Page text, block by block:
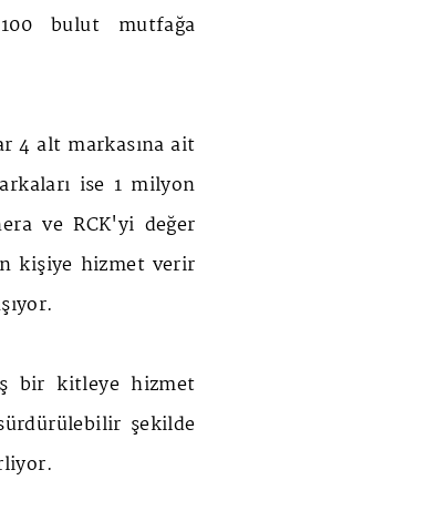
bulut mutfağa
4 alt markasına ait
ise 1 milyon
ve RCK'yi değer
kişiye hizmet verir
bir kitleye hizmet
şekilde